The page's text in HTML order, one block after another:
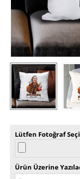
Lütfen Fotoğraf
Ürün Üzerine